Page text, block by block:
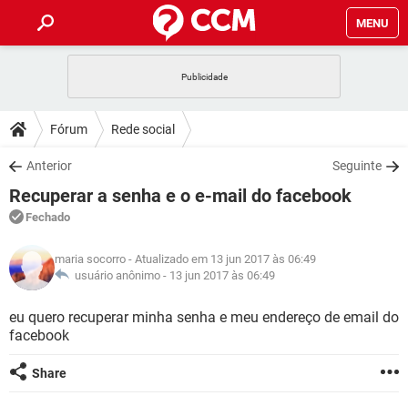
MENU
CELULAR
OUTLOOK
INSTAGRAM GMAIL
GUIA DE COMPRAS
DICAS
JOGOS
OUTLOOK
GUIA DE COMPRAS
DOWNLOADS
JOGOS WHATSAPP
CELULAR
OUTLOOK EXCEL
INSTAGRAM
GUIA DE COMPRAS
FÓRUM
CELULAR FACEBOOK
INSTAGRAM
GUIA DE COMPRAS
GLOSSÁRIO
JOGOS
CELULAR FACEBOOK
INSTAGRAM
Fórum Rede social
Anterior Seguinte
Recuperar a senha e o e-mail do facebook
Fechado
maria socorro - Atualizado em 13 jun 2017 às 06:49
usuário anônimo - 13 jun 2017 às 06:49
eu quero recuperar minha senha e meu endereço de email do
facebook
Share